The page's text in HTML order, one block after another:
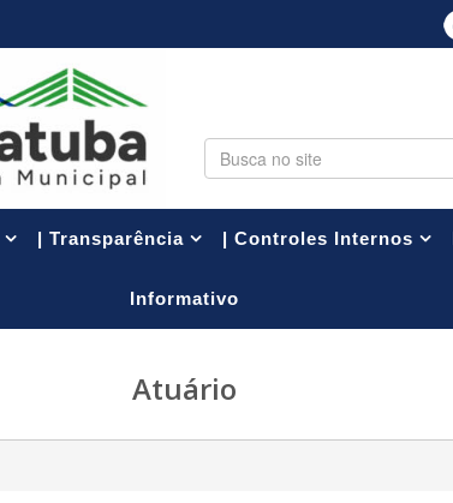
| Transparência | Controles Internos
Informativo
Atuário